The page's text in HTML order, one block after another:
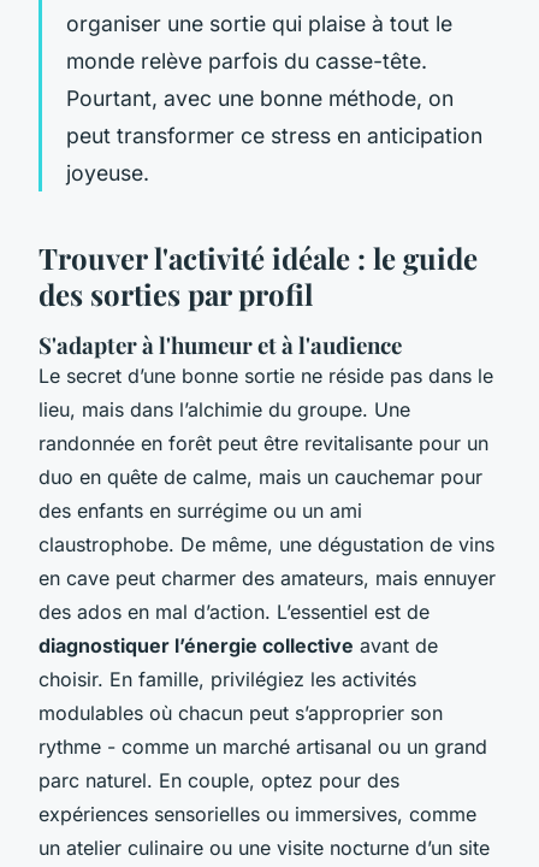
organiser une sortie qui plaise à tout le
monde relève parfois du casse-tête.
Pourtant, avec une bonne méthode, on
peut transformer ce stress en anticipation
joyeuse.
Trouver l'activité idéale : le guide
des sorties par profil
S'adapter à l'humeur et à l'audience
Le secret d’une bonne sortie ne réside pas dans le
lieu, mais dans l’alchimie du groupe. Une
randonnée en forêt peut être revitalisante pour un
duo en quête de calme, mais un cauchemar pour
des enfants en surrégime ou un ami
claustrophobe. De même, une dégustation de vins
en cave peut charmer des amateurs, mais ennuyer
des ados en mal d’action. L’essentiel est de
diagnostiquer l’énergie collective avant de
choisir. En famille, privilégiez les activités
modulables où chacun peut s’approprier son
rythme - comme un marché artisanal ou un grand
parc naturel. En couple, optez pour des
expériences sensorielles ou immersives, comme
un atelier culinaire ou une visite nocturne d’un site